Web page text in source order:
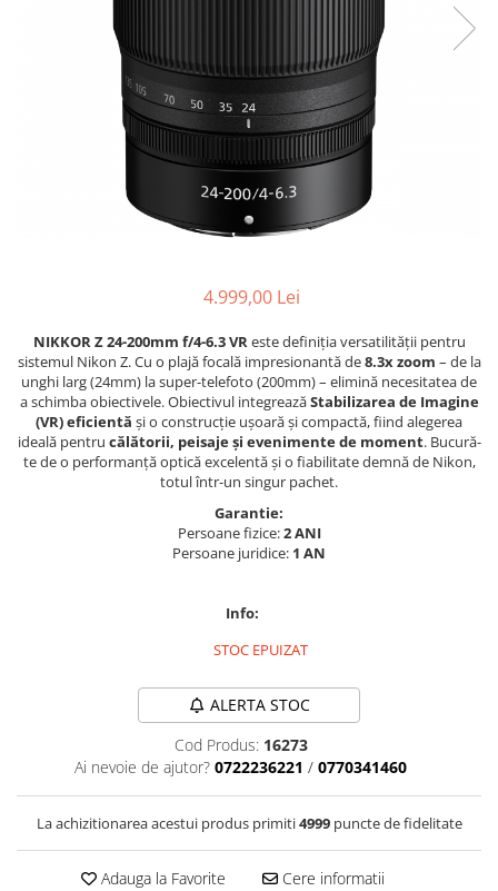
Accesorii filtre
Convertoare pe filet foto video
Inele reductii obiective
Curatare si intretinere
Huse protectie blitz extern
Huse protectie filtre gel
Huse protectie acumulatori foto
Tablete grafice
Adaptoare pentru convertoare sau
Alimentatoare 220V
Huse de ploaie
Microfoane / Reportofoane
Nivela patina
Ocular
Transmitator de fisiere fara fir
Camere Video Compacte
Declansatoare Radio si Infrarosu
Huse si genti pentru studio
Becuri si lampa blitz studio
Suruburi si piulite, adaptoare de
Calibrare expunere
Imprimante SECOND HAND
Video - Convertoare pe filet
Acumulatori si incarcatoare S.H.
Adaptoare pentru compacte
Genti, huse, curele
4.999,00 Lei
NIKKOR Z 24-200mm f/4-6.3 VReste definiția versatilității pentru
sistemul Nikon Z. Cu o plajă focală impresionantă de8.3x zoom – de la
unghi larg (24mm) la super-telefoto (200mm) – elimină necesitatea de
a schimba obiectivele. Obiectivul integreazăStabilizarea de Imagine
(VR) eficientă și o construcție ușoară și compactă, fiind alegerea
ideală pentru călătorii, peisaje și evenimente de moment. Bucură-
te de o performanță optică excelentă și o fiabilitate demnă de Nikon,
totul într-un singur pachet.
Garantie:
Persoane fizice:2 ANI
Persoane juridice: 1 AN
Info:
STOC EPUIZAT
ALERTA STOC
Cod Produs: 16273
Ai nevoie de ajutor? 0722236221 / 0770341460
La achizitionarea acestui produs primiti4999puncte de fidelitate
Adauga la Favorite Cere informatii